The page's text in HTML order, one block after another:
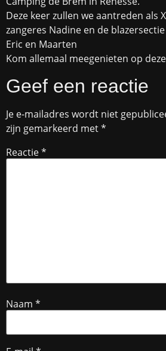
Deze keer zullen we aantreden als
zangeres Nadine en de
Eric en Maarten
Kom allemaal meegenieten op
Geef een reactie
Je e-mailadres wordt niet
zijn gemarkeerd met*
Reactie*
Naam *